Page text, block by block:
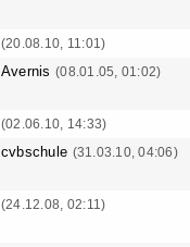
(20.08.10, 11:01)
Avernis(08.01.05, 01:02)
(02.06.10, 14:33)
cvbschule (31.03.10, 04:06)
(24.12.08, 02:11)